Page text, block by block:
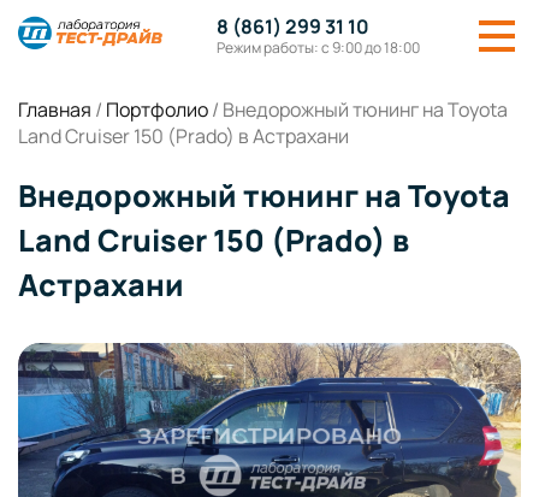
8 (861) 299 31 10
Режим работы: с 9:00 до 18:00
Главная / Портфолио/ Внедорожный тюнинг на Toyota
Land Cruiser 150 (Prado) в Астрахани
Внедорожный тюнинг на Toyota
Land Cruiser 150 (Prado) в
Астрахани